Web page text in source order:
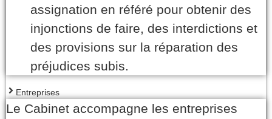
assignation en référé pour obtenir des
injonctions de faire, des interdictions et
des provisions sur la réparation des
préjudices subis.
Entreprises
Le Cabinet accompagne les entreprises